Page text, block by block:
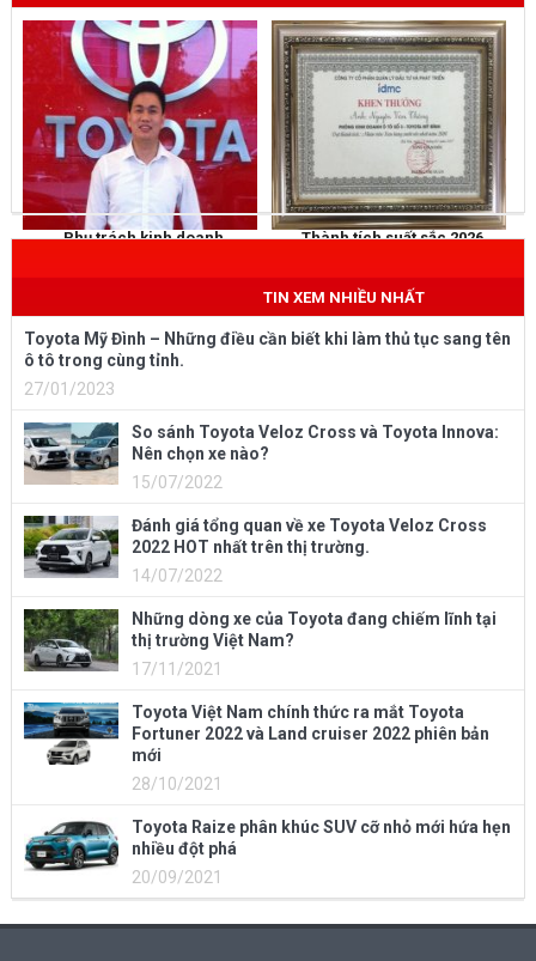
Phụ trách kinh doanh Thành tích suất sắc 2026
TIN XEM NHIỀU NHẤT
Toyota Mỹ Đình – Những điều cần biết khi làm thủ tục sang tên
ô tô trong cùng tỉnh.
27/01/2023
So sánh Toyota Veloz Cross và Toyota Innova:
Nên chọn xe nào?
15/07/2022
Đánh giá tổng quan về xe Toyota Veloz Cross
2022 HOT nhất trên thị trường.
14/07/2022
Những dòng xe của Toyota đang chiếm lĩnh tại
thị trường Việt Nam?
17/11/2021
Toyota Việt Nam chính thức ra mắt Toyota
Fortuner 2022 và Land cruiser 2022 phiên bản
mới
28/10/2021
Toyota Raize phân khúc SUV cỡ nhỏ mới hứa hẹn
nhiều đột phá
20/09/2021